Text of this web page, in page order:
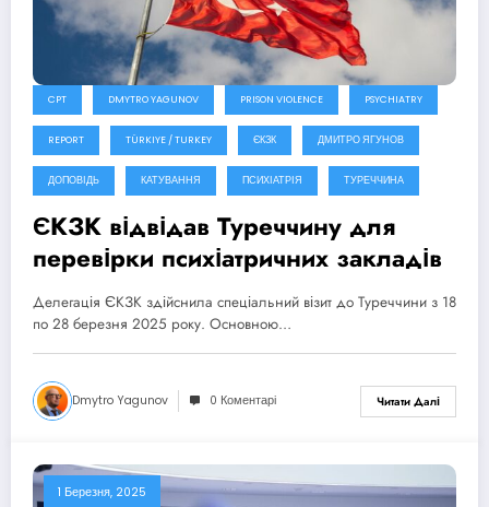
CPT DMYTRO YAGUNOV PRISON VIOLENCE PSYCHIATRY
REPORT TÜRKIYE / TURKEY ЄКЗК ДМИТРО ЯГУНОВ
ДОПОВІДЬ КАТУВАННЯ ПСИХІАТРІЯ ТУРЕЧЧИНА
ЄКЗК відвідав Туреччину для
перевірки психіатричних закладів
Делегація ЄКЗК здійснила спеціальний візит до Туреччини з 18
по 28 березня 2025 року. Основною…
Dmytro Yagunov 0 Коментарі Читати Далі
1 Березня, 2025